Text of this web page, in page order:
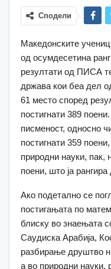
Сподели
Македонските
од осумдесетина
резултати од ПИСА
држава кои беа дел
61 место според
постигнати 389
писменост, односно
постигнати 359
природни науки, пак,
поени, што ја
Ако подетално се
постигањата по
блиску во знаењата
Саудиска Арабија,
разбирање друштво
а во природни науки,